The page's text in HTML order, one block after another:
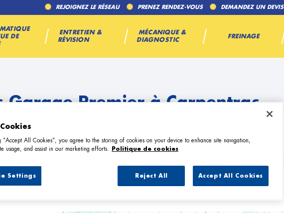
REJOIGNEZ LE RÉSEAU PRENEZ RENDEZ-VOUS DEMANDEZ UN DEVIS
DE
ENTRETIEN &
RÉVISION
MÉCANIQUE &
DIAGNOSTIC
FREINAGE
Garage Premier à Carpentras
4 Garage Premier à Carpentras
“Accept All Cookies”, you agree to the storing of cookies on your device to enhance site navigation,
usage, and assist in our marketing efforts.
Politique de cookies
Reject All Accept All Cookies
Settings